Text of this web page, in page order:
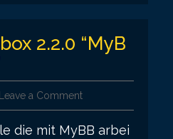
2.2.0 “MyB
a Comment
die mit MyBB arbei